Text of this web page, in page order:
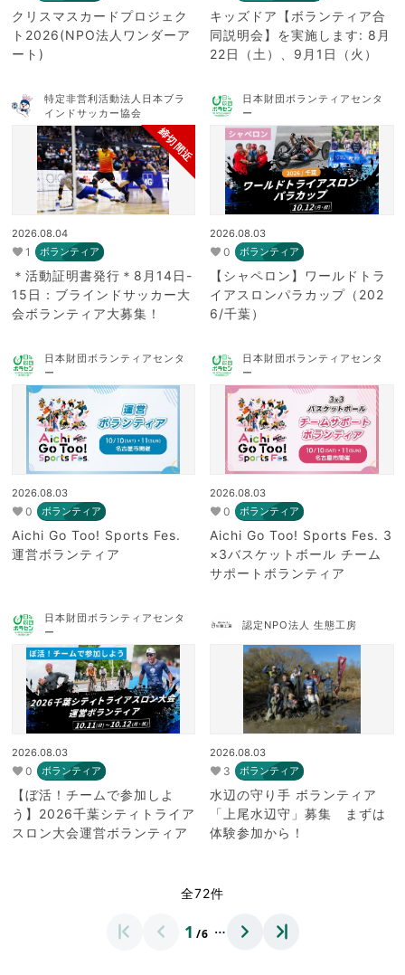
クリスマスカードプロジェク
ト2026(NPO法人ワンダーア
ート)
キッズドア【ボランティア合
同説明会】を実施します: 8月
22日（土）、9月1日（火）
特定非営利活動法人日本ブラ
インドサッカー協会
締切間近
2026.08.04
1 ボランティア
＊活動証明書発行＊8月14日-
15日：ブラインドサッカー大
会ボランティア大募集！
日本財団ボランティアセンタ
ー
2026.08.03
0 ボランティア
【シャペロン】ワールドトラ
イアスロンパラカップ（202
6/千葉）
日本財団ボランティアセンタ
ー
2026.08.03
0 ボランティア
Aichi Go Too! Sports Fes.
運営ボランティア
日本財団ボランティアセンタ
ー
2026.08.03
0 ボランティア
Aichi Go Too! Sports Fes. 3
×3バスケットボール チーム
サポートボランティア
日本財団ボランティアセンタ
ー
2026.08.03
0 ボランティア
【ぼ活！チームで参加しよ
う】2026千葉シティトライア
スロン大会運営ボランティア
認定NPO法人 生態工房
2026.08.03
3 ボランティア
水辺の守り手 ボランティア
「上尾水辺守」募集 まずは
体験参加から！
全72件
1 /6 …